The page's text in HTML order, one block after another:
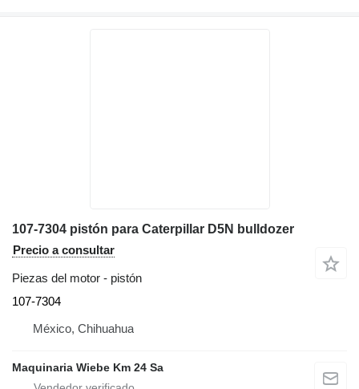
107-7304 pistón para Caterpillar D5N bulldozer
Precio a consultar
Piezas del motor - pistón
107-7304
México, Chihuahua
Maquinaria Wiebe Km 24 Sa